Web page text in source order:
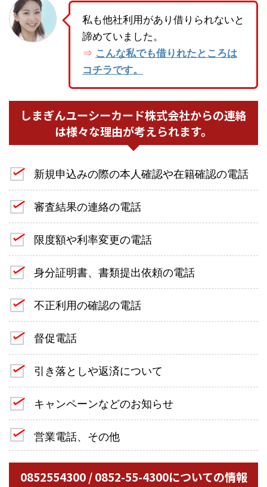
私も他社利用があり借りられないと
諦めていました。
⇒ こんな私でも借りれたところは
コチラです。
しまぎんユーシーカード株式会社からの連絡
は様々な理由が考えられます。
新規申込みの際の本人確認や在籍確認の電話
審査結果の連絡の電話
限度額や利率変更の電話
身分証明書、書類提出依頼の電話
不正利用の確認の電話
督促電話
引き落としや返済について
キャンペーンなどのお知らせ
営業電話、その他
0852554300 / 0852-55-4300についての情報